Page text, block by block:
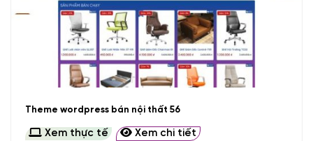
Theme wordpress bán nội thất 56
Xem thực tế Xem chi tiết